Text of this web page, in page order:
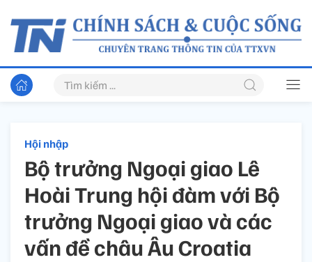
Hội nhập
Bộ trưởng Ngoại giao Lê
Hoài Trung hội đàm với Bộ
trưởng Ngoại giao và các
vấn đề châu Âu Croatia